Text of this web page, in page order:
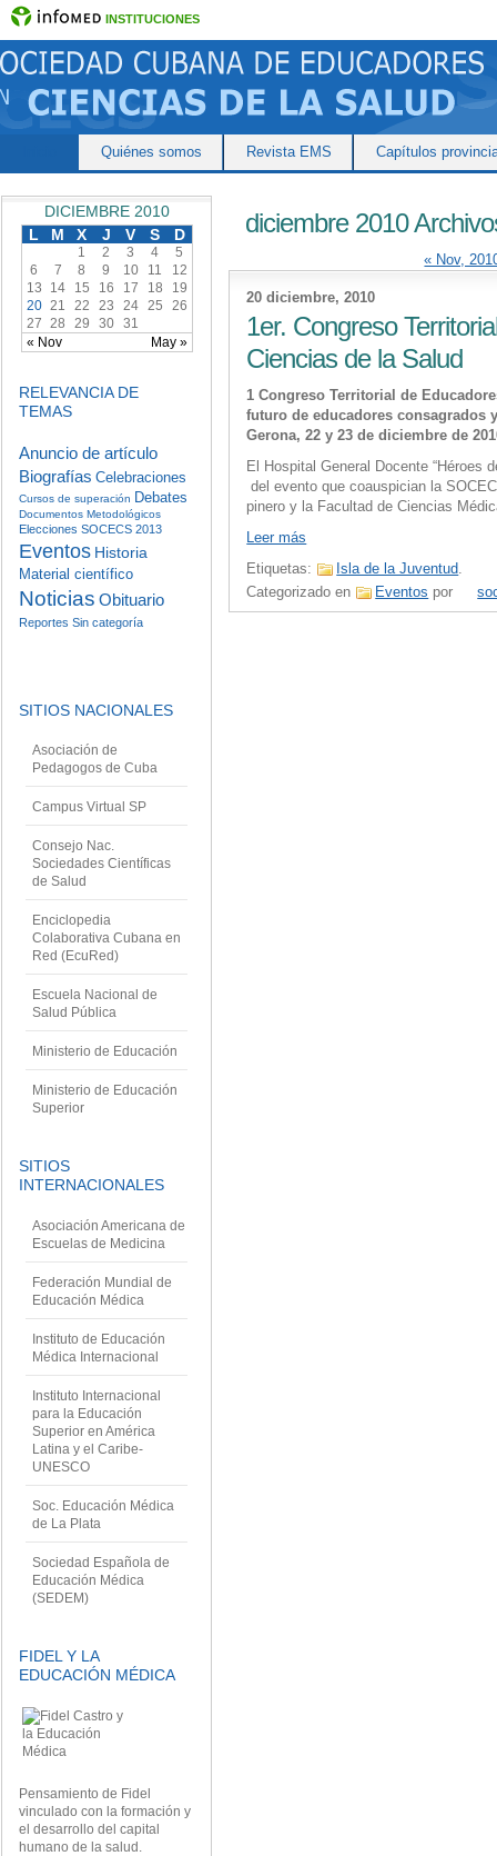
INSTITUCIONES
Quiénes somos Revista EMS Capítulos
diciembre 2010
« Nov,
20 diciembre, 2010
1er. Congreso
Ciencias de la Salud
1 Congreso Territorial de
futuro de educadores consagrados
Gerona, 22 y 23 de diciembre de
El Hospital General Docente “Héroes
del evento que coauspician la
pinero y la Facultad de Ciencias
Leer más
Etiquetas:
Isla de la Juventud.
Categorizado en
Eventos por
DICIEMBRE 2010
L
M X J V S D
« Nov May »
1 2 3 4
5
6
7 8 9 10 11
12
13
14 15 16 17 18
19
20 21 22 23 24 25
26
27 28 29 30 31
RELEVANCIA DE
TEMAS
Anuncio de artículo
Biografías Celebraciones
Cursos de superación Debates
Documentos Metodológicos
Elecciones SOCECS 2013
Eventos Historia
Material científico
Noticias Obituario
Reportes Sin categoría
SITIOS NACIONALES
Asociación de
Pedagogos de Cuba
Campus Virtual SP
Consejo Nac.
Sociedades Científicas
de Salud
Enciclopedia
Colaborativa Cubana en
Red (EcuRed)
Escuela Nacional de
Salud Pública
Ministerio de Educación
Ministerio de Educación
Superior
SITIOS
INTERNACIONALES
Asociación Americana de
Escuelas de Medicina
Federación Mundial de
Educación Médica
Instituto de Educación
Médica Internacional
Instituto Internacional
para la Educación
Superior en América
Latina y el Caribe-
UNESCO
Soc. Educación Médica
de La Plata
Sociedad Española de
Educación Médica
(SEDEM)
FIDEL Y LA
EDUCACIÓN MÉDICA
Pensamiento de Fidel
vinculado con la formación y
el desarrollo del capital
humano de la salud.